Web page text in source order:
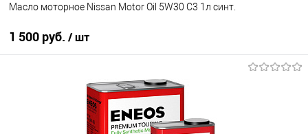
Масло моторное Nissan Motor Oil 5W30 C3 1л синт.
1 500 руб. / шт
В корзину